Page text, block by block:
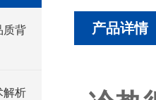
质背
解析
产品详情